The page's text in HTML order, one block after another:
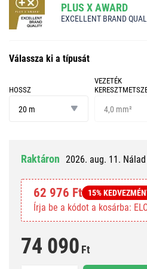
PLUS X AWARD
EXCELLENT BRAND
Válassza ki a típusát
HOSSZ
20 m
VEZETÉK
keresztmetszet
4,0 mm²
Raktáron 2026. aug. 11. Nálad
62 976 Ft 15%
Írja be a kódot a kosárba:
74 090 Ft